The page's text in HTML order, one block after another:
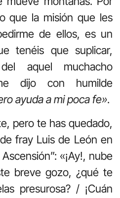
que la misión que les
de ellos, es un
tenéis que suplicar,
aquel muchacho
dijo con humilde
ayuda a mi poca fe».
pero te has quedado,
fray Luis de León en
«¡Ay!, nube
breve gozo, ¿qué te
presurosa? / ¡Cuán